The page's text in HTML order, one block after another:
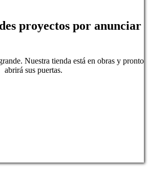
proyectos por anunciar
Nuestra tienda está en obras y pronto
abrirá sus puertas.